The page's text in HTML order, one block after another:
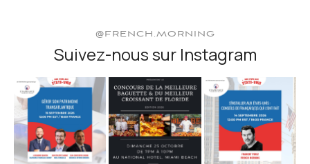
@FRENCH.MORNING
Suivez-nous sur Instagram